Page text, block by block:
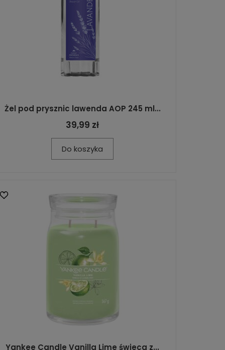
Żel pod prysznic lawenda AOP 245 ml...
39,99 zł
Do koszyka
Yankee Candle Vanilla Lime świeca z...